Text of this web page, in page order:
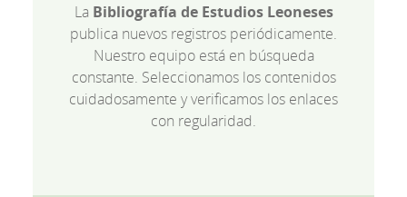
La Bibliografía de Estudios Leoneses
publica nuevos registros periódicamente.
Nuestro equipo está en búsqueda
constante. Seleccionamos los contenidos
cuidadosamente y verificamos los enlaces
con regularidad.